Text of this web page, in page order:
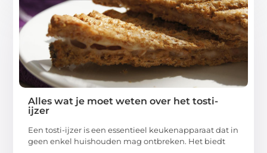
Alles wat je moet weten over het tosti-
ijzer
Een tosti-ijzer is een essentieel keukenapparaat dat in
geen enkel huishouden mag ontbreken. Het biedt